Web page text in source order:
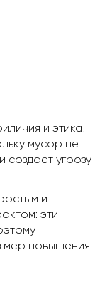
и этика.
мусор не
создает угрозу
и
эти
мер повышения